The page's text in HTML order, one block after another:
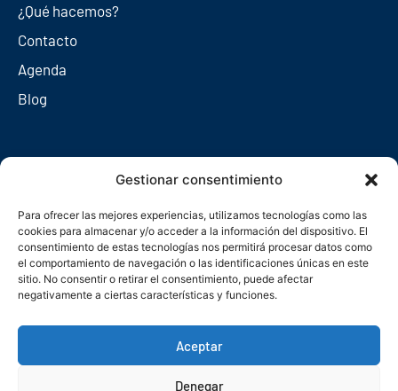
Gestionar consentimiento
Para ofrecer las mejores experiencias, utilizamos tecnologías como las
cookies para almacenar y/o acceder a la información del dispositivo. El
consentimiento de estas tecnologías nos permitirá procesar datos como
el comportamiento de navegación o las identificaciones únicas en este
sitio. No consentir o retirar el consentimiento, puede afectar
negativamente a ciertas características y funciones.
Aceptar
Denegar
¿Qué hacemos?
Contacto
Agenda
Blog
Redes sociales